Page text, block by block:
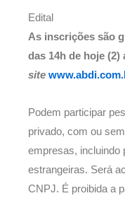
Edital
As inscrições são
das 14h de hoje (2)
site
Podem participar
privado, com ou
empresas, incluindo
estrangeiras. Será
CNPJ. É proibida a